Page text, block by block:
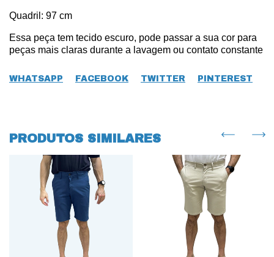
Quadril: 97 cm
Essa peça tem tecido escuro, pode passar a sua cor para
peças mais claras durante a lavagem ou contato constante
WHATSAPP FACEBOOK TWITTER PINTEREST
PRODUTOS SIMILARES